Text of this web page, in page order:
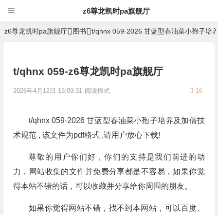
z6尊龙凯时pa旗舰厅
z6尊龙凯时pa旗舰厅 图书 t/qhnx 059-2026 甘蓝型春油菜小孢子培
t/qhnx 059-z6尊龙凯时pa旗舰厅
2026年4月12日 15:09:31 16
阅读模式
t/qhnx 059-2026 甘蓝型春油菜小孢子培养及加倍技
术规范 , 该文件为pdf格式 ,请用户放心下载!
尊敬的用户你们好，你们的支持是我们前进的动
力，网站收集的文件并免费分享都是不容易，如果你觉
得本站不错的话，可以收藏并分享给你周围的朋友。
如果你觉得网站不错，找不到本网站，可以百度、